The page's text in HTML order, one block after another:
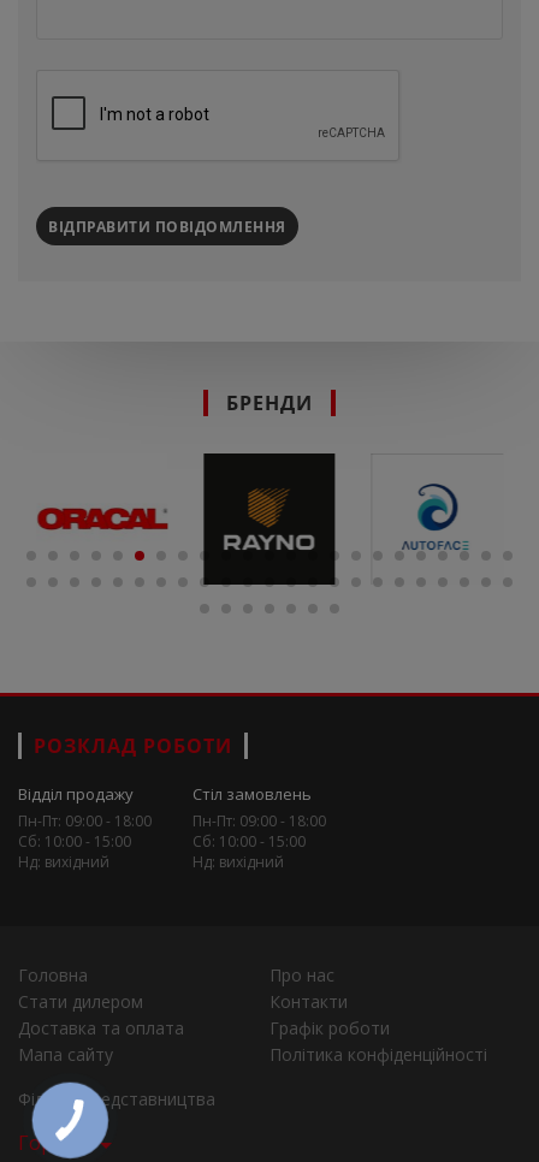
ВІДПРАВИТИ ПОВІДОМЛЕННЯ
БРЕНДИ
РОЗКЛАД РОБОТИ
Відділ продажу
Пн-Пт: 09:00 - 18:00
Сб: 10:00 - 15:00
Нд: вихідний
Стіл замовлень
Пн-Пт: 09:00 - 18:00
Сб: 10:00 - 15:00
Нд: вихідний
Головна
Про нас
Стати дилером
Контакти
Доставка та оплата
Графік роботи
Мапа сайту
Політика конфіденційності
Філії та представництва
Города